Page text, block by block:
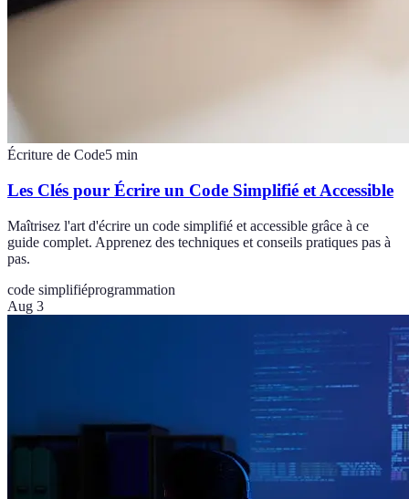
Écriture de Code5 min
Les Clés pour Écrire un Code Simplifié et Accessible
Maîtrisez l'art d'écrire un code simplifié et accessible grâce à ce
guide complet. Apprenez des techniques et conseils pratiques pas à
pas.
code simplifiéprogrammation
Aug 3